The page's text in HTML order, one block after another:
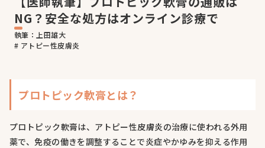
NG？安全な処方はオンライン診療で
執筆：上田雄大
# アトピー性皮膚炎
プロトピック軟膏とは？
プロトピック軟膏は、アトピー性皮膚炎の治療に使われる外用
薬で、免疫の働きを調整することで炎症やかゆみを抑える作用